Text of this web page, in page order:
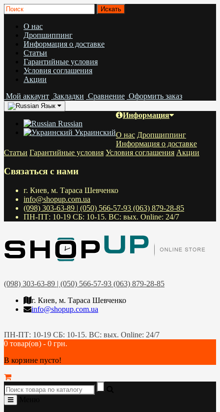
О нас
Дропшиппинг
Информация о доставке
Статьи
Гарантийные условия
Условия соглашения
Акции
Мой аккаунт Закладки Сравнение Оформить заказ
Язык
Russian
Украинский
Информация
О нас Дропшиппинг
Информация о доставке
Статьи Гарантийные условия Условия соглашения Акции
Связаться с нами
г. Киев, м. Тараса Шевченко
info@shopup.com.ua
(098) 303-63-89 | (050) 566-57-93 (063) 879-28-85
ПН-ПТ: 10-19 СБ: 10-15. ВС: вых. Online: 24/7
(098) 303-63-89 | (050) 566-57-93 (063) 879-28-85
г. Киев, м. Тараса Шевченко
info@shopup.com.ua
ПН-ПТ: 10-19 СБ: 10-15. ВС: вых. Online: 24/7
0 товар(ов) - 0 грн.
В корзине пусто!